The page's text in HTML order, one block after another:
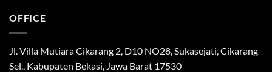
OFFICE
Jl. Villa Mutiara Cikarang 2, D10 NO28, Sukasejati, Cikarang
Sel., Kabupaten Bekasi, Jawa Barat 17530